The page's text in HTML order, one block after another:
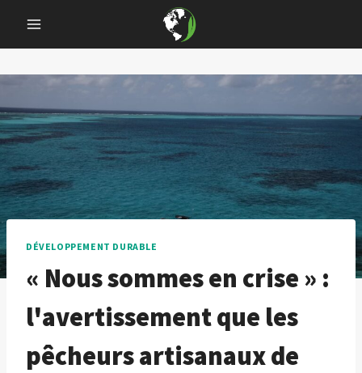
content
DÉVELOPPEMENT DURABLE
« Nous sommes en crise » :
l'avertissement que les
pêcheurs artisanaux de